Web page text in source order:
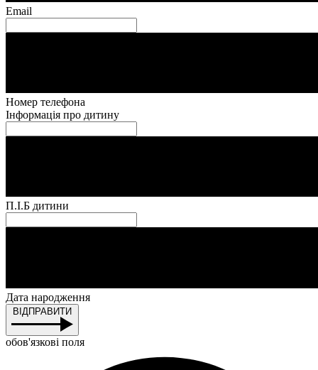
Email
Номер телефона
Інформація про дитину
П.І.Б дитини
Дата народження
ВІДПРАВИТИ
обов'язкові поля